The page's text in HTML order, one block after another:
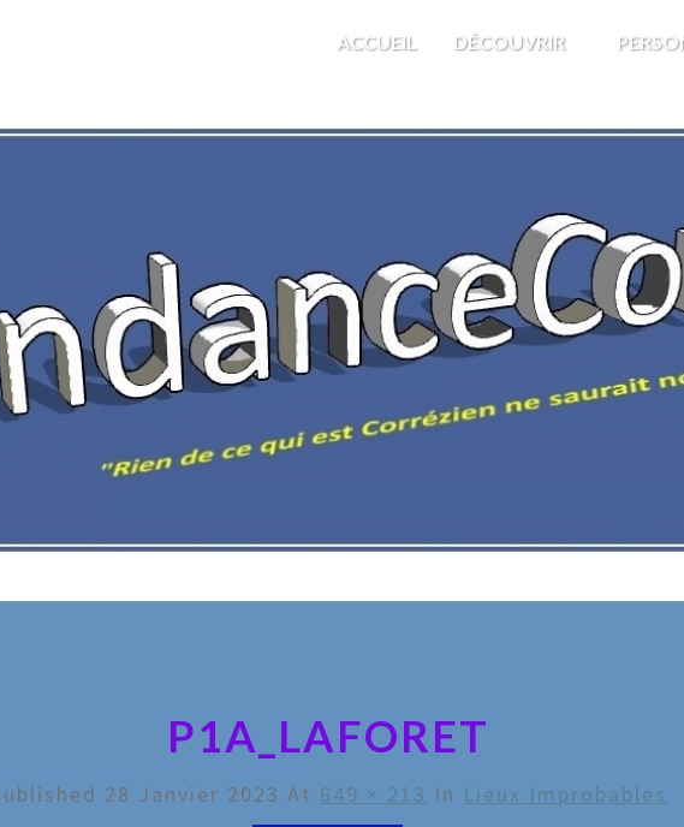
ACCUEIL DÉCOUVRIR
P1A_LAFORET
28 Janvier 2023 At 649 × 213 In Lieux Improbables